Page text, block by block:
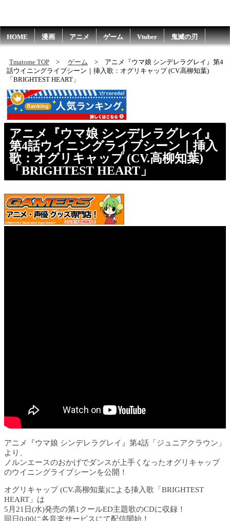
HOME 漫画 アニメ ゲーム Vtuber 鬼滅の刃
Tmatome TOP ゲーム
アニメ『ウマ娘 シンデレラグレイ』第4
話ウイニングライブシーン｜挿入歌：オグリキャップ (CV.高柳知葉)
「BRIGHTEST HEART」
アニメ『ウマ娘 シンデレラグレイ』
第4話ウイニングライブシーン｜挿入
歌：オグリキャップ (CV.高柳知葉)
「BRIGHTEST HEART」
アニメ『ウマ娘 シンデレラグレイ』第4話「ジュニアクラウン」
より、
ノルンエースのおかげでダンスが上手くなったオグリキャップ
のウイニングライブシーンを公開！
オグリキャップ (CV.高柳知葉)による挿入歌「BRIGHTEST
HEART」は
5月21日(水)発売の第1クールED主題歌のCDに収録！
同日0:00に各音楽サービスにて配信開始！